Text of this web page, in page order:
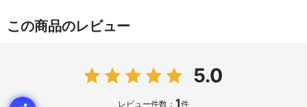
この商品のレビュー
5.0
レビュー件数： 1件